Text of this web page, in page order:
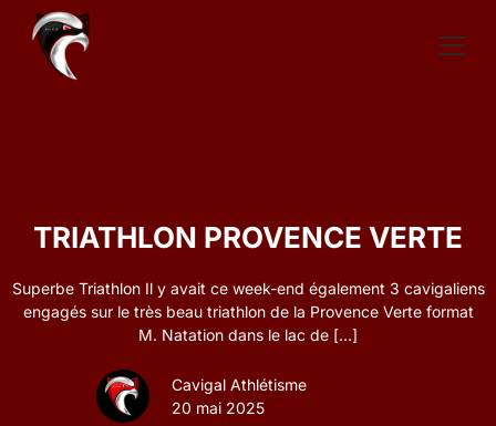
TRIATHLON PROVENCE VERTE
Superbe Triathlon Il y avait ce week-end également 3 cavigaliens
engagés sur le très beau triathlon de la Provence Verte format
M. Natation dans le lac de […]
Cavigal Athlétisme
20 mai 2025